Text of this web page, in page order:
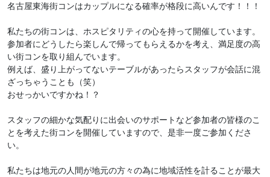
名古屋東海街コンはカップルになる確率が格段に高いんです！！！
私たちの街コンは、ホスピタリティの心を持って開催しています。
参加者にどうしたら楽しんで帰ってもらえるかを考え、満足度の高
い街コンを取り組んでいます。
例えば、盛り上がってないテーブルがあったらスタッフが会話に混
ざっちゃうことも（笑）
おせっかいですかね！？
スタッフの細かな気配りに出会いのサポートなど参加者の皆様のこ
とを考えた街コンを開催していますので、是非一度ご参加くださ
い。
私たちは地元の人間が地元の方々の為に地域活性を計ることが最大